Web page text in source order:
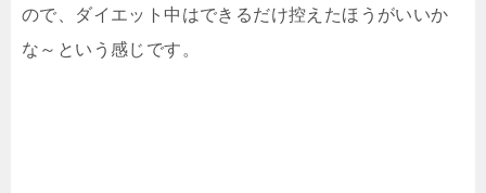
ので、ダイエット中はできるだけ控えたほうがいいか
な～という感じです。